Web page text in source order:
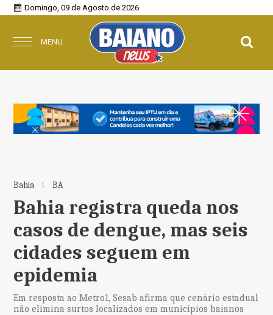
Domingo, 09 de Agosto de 2026
MENU
Bahia BA
Bahia registra queda nos
casos de dengue, mas seis
cidades seguem em
epidemia
Em resposta ao Metro1, Sesab afirma que cenário estadual
não elimina surtos localizados em municípios baianos